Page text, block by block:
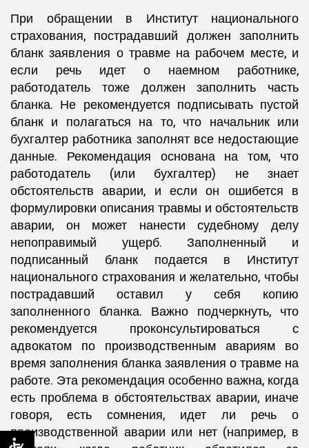
При обращении в Институт национального
страхования, пострадавший должен заполнить
бланк заявления о травме на рабочем месте, и
если речь идет о наемном работнике,
работодатель тоже должен заполнить часть
бланка. Не рекомендуется подписывать пустой
бланк и полагаться на то, что начальник или
бухгалтер работника заполнят все недостающие
данные. Рекомендация основана на том, что
работодатель (или бухгалтер) не знает
обстоятельств аварии, и если он ошибется в
формулировки описания травмы и обстоятельств
аварии, он может нанести судебному делу
непоправимый ущерб. Заполненный и
подписанный бланк подается в Институт
национального страхования и желательно, чтобы
пострадавший оставил у себя копию
заполненного бланка. Важно подчеркнуть, что
рекомендуется проконсультироваться с
адвокатом по производственным авариям во
время заполнения бланка заявления о травме на
работе. Эта рекомендация особенно важна, когда
есть проблема в обстоятельствах аварии, иначе
говоря, есть сомнения, идет ли речь о
производственной аварии или нет (например, в